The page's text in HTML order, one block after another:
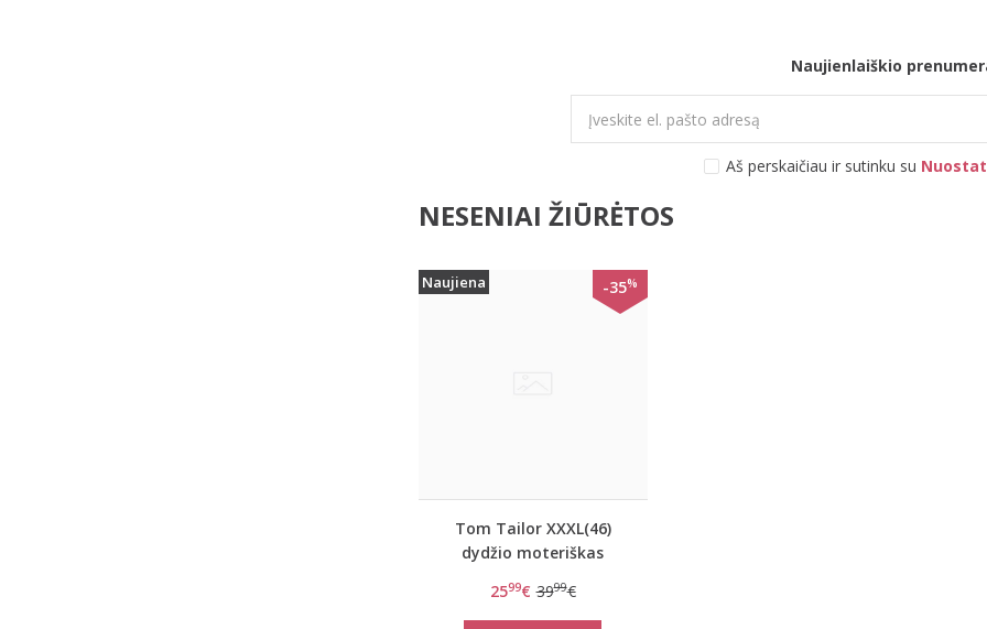
Naujienlaiškio
Aš perskaičiau ir sutinku su
NESENIAI ŽIŪRĖTOS
Naujiena -35%
Tom Tailor XXXL(46)
dydžio moteriškas
23304-1017845
2599€ 3999€